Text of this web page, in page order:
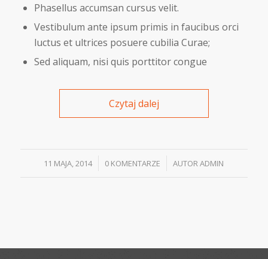
Phasellus accumsan cursus velit.
Vestibulum ante ipsum primis in faucibus orci
luctus et ultrices posuere cubilia Curae;
Sed aliquam, nisi quis porttitor congue
Czytaj dalej
11 MAJA, 2014
/ 0 KOMENTARZE
/ AUTORADMIN